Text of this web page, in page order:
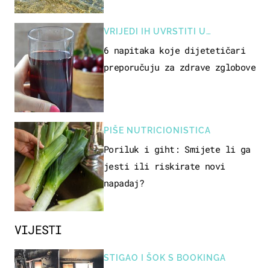
VIJESTI
STIGAO I ŠOK S BOOKINGA
VRIJEDI IH UVRSTITI U
PREHRANU
6 napitaka koje dijetetičari
preporučuju za zdrave zglobove
PIŠE NUTRICIONISTICA
Poriluk i giht: Smijete li ga
jesti ili riskirate novi
napadaj?